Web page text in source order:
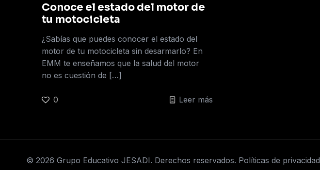
Conoce el estado del motor de
tu motocicleta
¿Sabías que puedes conocer el estado del
motor de tu motocicleta sin desarmarlo? En
EMM te enseñamos que la salud del motor
no es cuestión de […]
0 Leer más
© 2026 Grupo Educativo JESADI. Derechos reservados. Políticas de privacidad